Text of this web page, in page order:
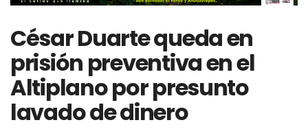
César Duarte queda en
prisión preventiva en el
Altiplano por presunto
lavado de dinero